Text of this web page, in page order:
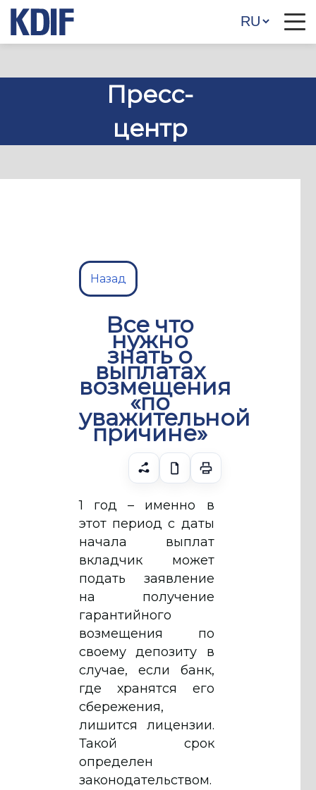
Пресс-
центр
Назад
Все что
нужно
знать о
выплатах
возмещения
«по
уважительной
причине»
1 год – именно в
этот период с даты
начала выплат
вкладчик может
подать заявление
на получение
гарантийного
возмещения по
своему депозиту в
случае, если банк,
где хранятся его
сбережения,
лишится лицензии.
Такой срок
определен
законодательством.